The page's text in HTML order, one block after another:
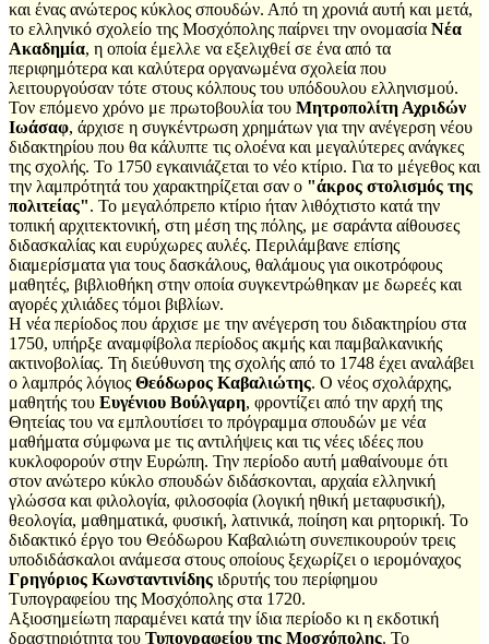
και ένας ανώτερος κύκλος σπουδών. Από τη χρονιά αυτή και μετά,
το ελληνικό σχολείο της Μοσχόπολης παίρνει την ονομασία Νέα
Ακαδημία, η οποία έμελλε να εξελιχθεί σε ένα από τα
περιφημότερα και καλύτερα οργανωμένα σχολεία που
λειτουργούσαν τότε στους κόλπους του υπόδουλου ελληνισμού.
Τον επόμενο χρόνο με πρωτοβουλία του Μητροπολίτη Αχριδών
Ιωάσαφ, άρχισε η συγκέντρωση χρημάτων για την ανέγερση νέου
διδακτηρίου που θα κάλυπτε τις ολοένα και μεγαλύτερες ανάγκες
της σχολής. Το 1750 εγκαινιάζεται το νέο κτίριο. Για το μέγεθος και
την λαμπρότητά του χαρακτηρίζεται σαν ο "άκρος στολισμός της
πολιτείας". Το μεγαλόπρεπο κτίριο ήταν λιθόχτιστο κατά την
τοπική αρχιτεκτονική, στη μέση της πόλης, με σαράντα αίθουσες
διδασκαλίας και ευρύχωρες αυλές. Περιλάμβανε επίσης
διαμερίσματα για τους δασκάλους, θαλάμους για οικοτρόφους
μαθητές, βιβλιοθήκη στην οποία συγκεντρώθηκαν με δωρεές και
αγορές χιλιάδες τόμοι βιβλίων.
Η νέα περίοδος που άρχισε με την ανέγερση του διδακτηρίου στα
1750, υπήρξε αναμφίβολα περίοδος ακμής και παμβαλκανικής
ακτινοβολίας. Τη διεύθυνση της σχολής από το 1748 έχει αναλάβει
ο λαμπρός λόγιος Θεόδωρος Καβαλιώτης. Ο νέος σχολάρχης,
μαθητής του Ευγένιου Βούλγαρη, φροντίζει από την αρχή της
Θητείας του να εμπλουτίσει το πρόγραμμα σπουδών με νέα
μαθήματα σύμφωνα με τις αντιλήψεις και τις νέες ιδέες που
κυκλοφορούν στην Ευρώπη. Την περίοδο αυτή μαθαίνουμε ότι
στον ανώτερο κύκλο σπουδών διδάσκονται, αρχαία ελληνική
γλώσσα και φιλολογία, φιλοσοφία (λογική ηθική μεταφυσική),
θεολογία, μαθηματικά, φυσική, λατινικά, ποίηση και ρητορική. Το
διδακτικό έργο του Θεόδωρου Καβαλιώτη συνεπικουρούν τρεις
υποδιδάσκαλοι ανάμεσα στους οποίους ξεχωρίζει ο ιερομόναχος
Γρηγόριος Κωνσταντινίδης ιδρυτής του περίφημου
Τυπογραφείου της Μοσχόπολης στα 1720.
Αξιοσημείωτη παραμένει κατά την ίδια περίοδο κι η εκδοτική
δραστηριότητα του Τυπογραφείου της Μοσχόπολης. Το